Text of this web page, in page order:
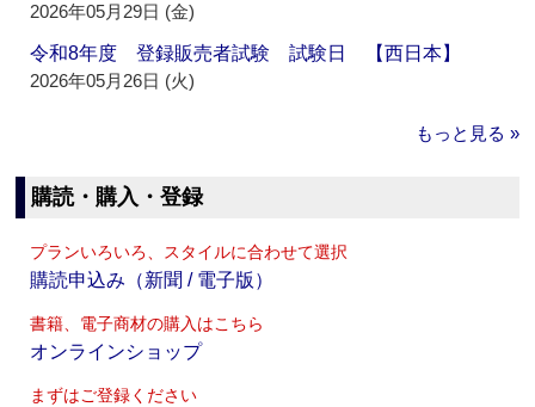
2026年05月29日 (金)
令和8年度 登録販売者試験 試験日 【西日本】
2026年05月26日 (火)
もっと見る »
購読・購入・登録
プランいろいろ、スタイルに合わせて選択
購読申込み（新聞 / 電子版）
書籍、電子商材の購入はこちら
オンラインショップ
まずはご登録ください